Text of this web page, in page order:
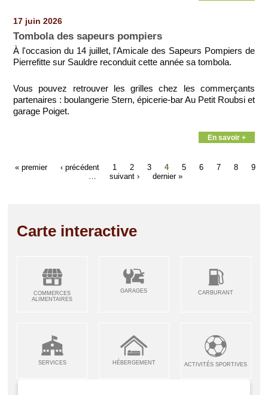
17 juin 2026
Tombola des sapeurs pompiers
À l'occasion du 14 juillet, l'Amicale des Sapeurs Pompiers de
Pierrefitte sur Sauldre reconduit cette année sa tombola.
Vous pouvez retrouver les grilles chez les commerçants
partenaires : boulangerie Stern, épicerie-bar Au Petit Roubsi et
garage Poiget.
En savoir +
« premier ‹ précédent 1 2 3 4 5 6 7 8
9
suivant › dernier »
Carte interactive
COMMERCES
ALIMENTAIRES
GARAGES CARBURANT
SERVICES HÉBERGEMENT ACTIVITÉS SPORTIVES